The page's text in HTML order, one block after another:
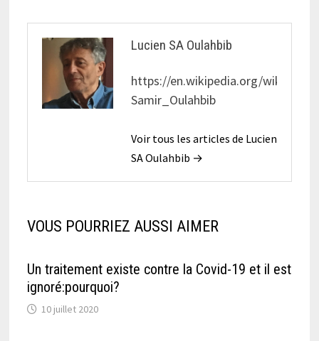
Lucien SA Oulahbib
https://en.wikipedia.org/wiki/
Samir_Oulahbib
Voir tous les articles de Lucien
SA Oulahbib →
VOUS POURRIEZ AUSSI AIMER
Un traitement existe contre la Covid-19 et il est
ignoré:pourquoi?
10 juillet 2020